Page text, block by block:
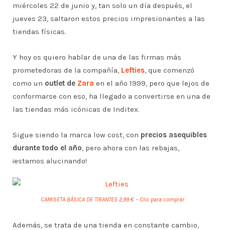
miércoles 22 de junio y, tan solo un día después, el
jueves 23, saltaron estos precios impresionantes a las
tiendas físicas.
Y hoy os quiero hablar de una de las firmas más
prometedoras de la compañía, Lefties, que comenzó
como un outlet de Zara en el año 1999, pero que lejos de
conformarse con eso, ha llegado a convertirse en una de
las tiendas más icónicas de Inditex.
Sigue siendo la marca low cost, con precios asequibles
durante todo el año, pero ahora con las rebajas,
¡estamos alucinando!
CAMISETA BÁSICA DE TIRANTES 2,99 € – Clic para comprar
Además, se trata de una tienda en constante cambio,